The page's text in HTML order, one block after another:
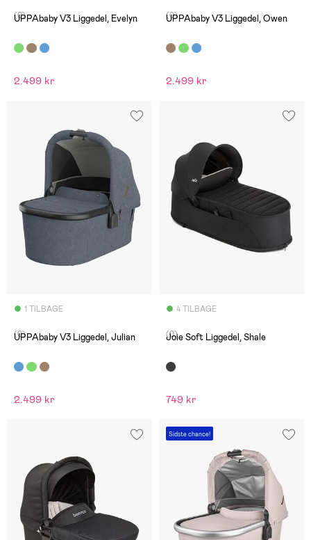
(0)
UPPAbaby V3 Liggedel, Evelyn
2.499 kr
(0)
UPPAbaby V3 Liggedel, Owen
2.499 kr
1 TILBAGE
(0)
UPPAbaby V3 Liggedel, Julian
2.499 kr
4 TILBAGE
(0)
Joie Soft Liggedel, Shale
749 kr
Sidste chance!